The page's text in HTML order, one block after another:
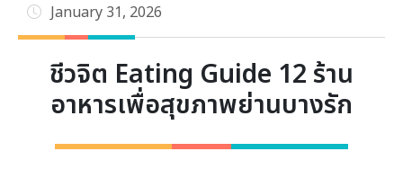
January 31, 2026
ชีวจิต Eating Guide 12 ร้าน
อาหารเพื่อสุขภาพย่านบางรัก